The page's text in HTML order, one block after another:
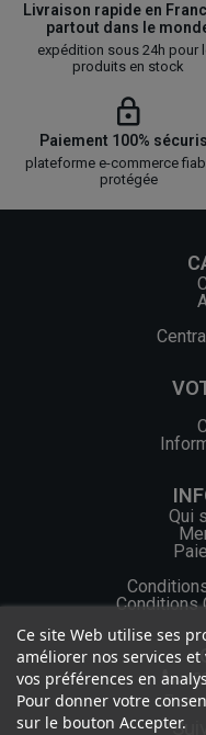
Livraison rapide en
partout dans le
expédition sous 24h pour
produits en stock
Paiement 100%
plateforme e-commerce
protégée
Qui
Conditions
Ce site Web utilise ses
améliorer nos services
vos préférences en
Pour donner votre
sur le bouton Accepter.